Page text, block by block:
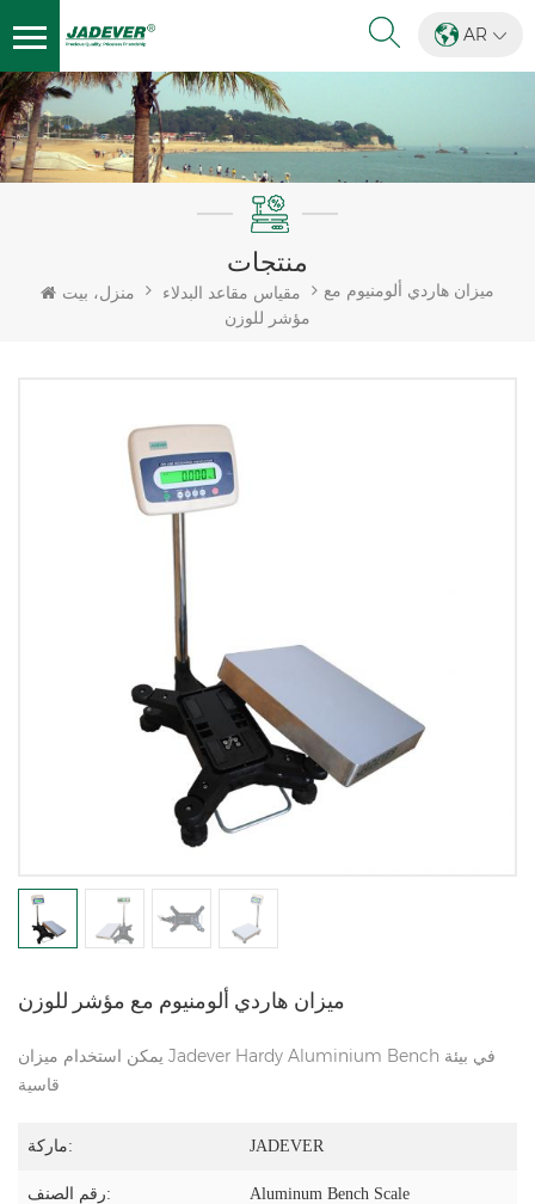
AR
منتجات
منزل، بيت مقياس مقاعد البدلاء
ميزان هاردي ألومنيوم مع
مؤشر للوزن
ميزان هاردي ألومنيوم مع مؤشر للوزن
يمكن استخدام ميزان Jadever Hardy Aluminium Bench في بيئة
قاسية
ماركة: JADEVER
رقم الصنف: Aluminum Bench Scale